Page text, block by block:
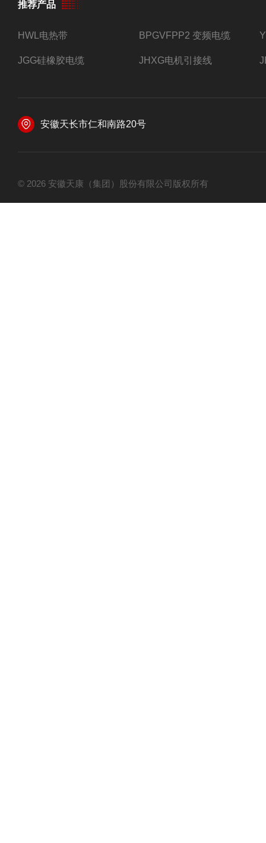
推荐产品
HWL电热带 BPGVFPP2 变频电缆
JGG硅橡胶电缆 JHXG电机引接线
安徽天长市仁和南路20号
© 2026 安徽天康（集团）股份有限公司版权所有